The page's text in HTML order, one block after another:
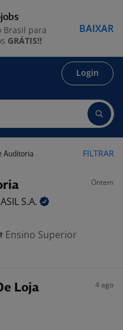
Login
Auditoria FILTRAR
Ontem
S.A.
Ensino Superior
Loja 4 ago
Brasil para
GRÁTIS!!
BAIXAR